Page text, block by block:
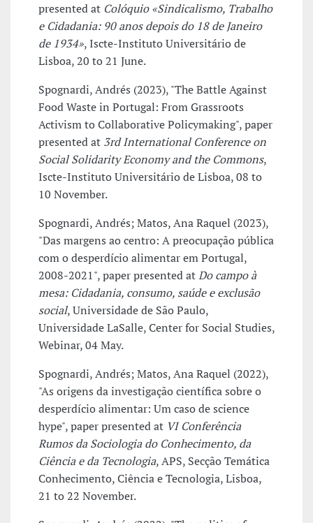
presented at Colóquio «Sindicalismo, Trabalho
e Cidadania: 90 anos depois do 18 de Janeiro
de 1934», Iscte-Instituto Universitário de
Lisboa, 20 to 21 June.
Spognardi, Andrés (2023), "The Battle Against
Food Waste in Portugal: From Grassroots
Activism to Collaborative Policymaking", paper
presented at 3rd International Conference on
Social Solidarity Economy and the Commons,
Iscte-Instituto Universitário de Lisboa, 08 to
10 November.
Spognardi, Andrés; Matos, Ana Raquel (2023),
"Das margens ao centro: A preocupação pública
com o desperdício alimentar em Portugal,
2008-2021", paper presented atDo campo à
mesa: Cidadania, consumo, saúde e exclusão
social, Universidade de São Paulo,
Universidade LaSalle, Center for Social Studies,
Webinar, 04 May.
Spognardi, Andrés; Matos, Ana Raquel (2022),
"As origens da investigação científica sobre o
desperdício alimentar: Um caso de science
hype", paper presented at VI Conferência
Rumos da Sociologia do Conhecimento, da
Ciência e da Tecnologia, APS, Secção Temática
Conhecimento, Ciência e Tecnologia, Lisboa,
21 to 22 November.